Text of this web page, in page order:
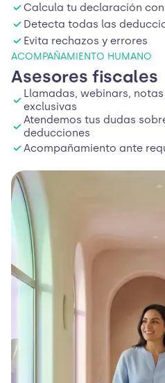
Calcula tu declaración
Detecta todas las
Evita rechazos y errores
ACOMPAÑAMIENTO HUMANO
Asesores fiscales
Llamadas, webinars,
exclusivas
Atendemos tus dudas
deducciones
Acompañamiento ante